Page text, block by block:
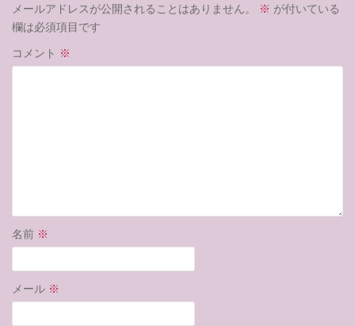
メールアドレスが公開されることはありません。
※ が付いている
欄は必須項目です
コメント ※
名前 ※
メール ※